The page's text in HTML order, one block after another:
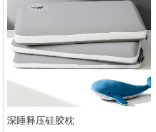
深睡释压硅胶枕